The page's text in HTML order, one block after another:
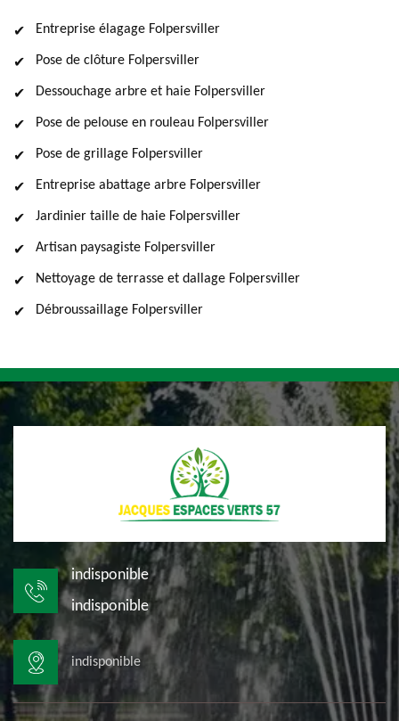
Entreprise élagage Folpersviller
Pose de clôture Folpersviller
Dessouchage arbre et haie Folpersviller
Pose de pelouse en rouleau Folpersviller
Pose de grillage Folpersviller
Entreprise abattage arbre Folpersviller
Jardinier taille de haie Folpersviller
Artisan paysagiste Folpersviller
Nettoyage de terrasse et dallage Folpersviller
Débroussaillage Folpersviller
indisponible
indisponible
indisponible